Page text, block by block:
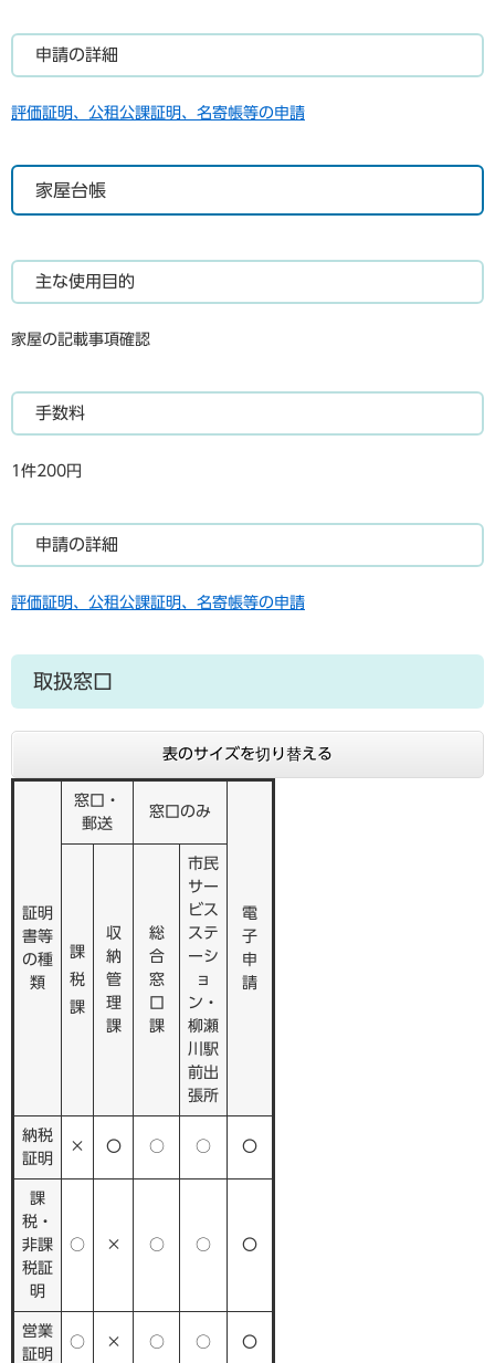
申請の詳細
評価証明、公租公課証明、名寄帳等の申請
家屋台帳
主な使用目的
家屋の記載事項確認
手数料
1件200円
申請の詳細
評価証明、公租公課証明、名寄帳等の申請
取扱窓口
表のサイズを切り替える
証明
書等
の種
類
窓口・
郵送
窓口のみ
電
子
申
請
課
税
課
収
納
管
理
課
総
合
窓
口
課
市民
サー
ビス
ステ
ーシ
ョ
ン・
柳瀬
川駅
前出
張所
納税
証明
× 〇 ○ ○ 〇
課
税・
非課
税証
明
○ × ○ ○ 〇
営業
証明
○ × ○ ○ 〇